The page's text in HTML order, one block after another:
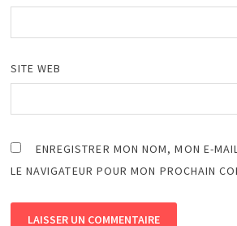
SITE WEB
ENREGISTRER MON NOM, MON E-
LE NAVIGATEUR POUR MON PROCHAIN